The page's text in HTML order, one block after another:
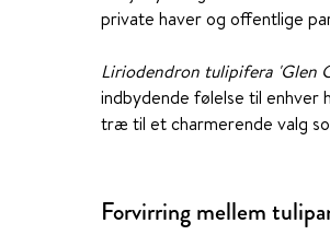
private haver og offentlige
Liriodendron tulipifera 'Glen
indbydende følelse til enhver
træ til et charmerende valg
Forvirring mellem